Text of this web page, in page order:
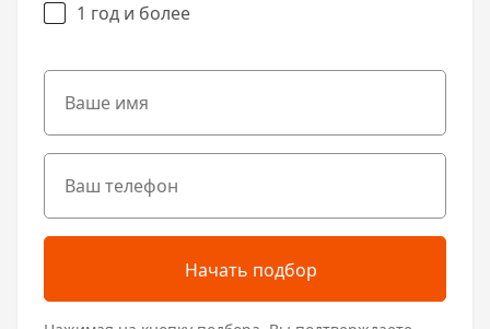
1 год и более
Начать подбор